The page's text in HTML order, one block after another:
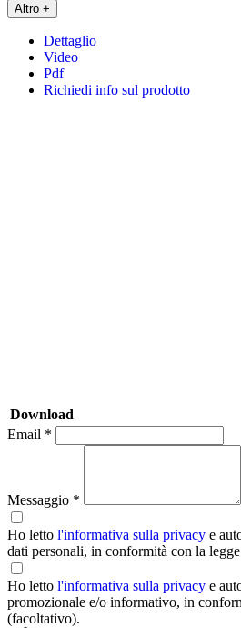
Altro +
Dettaglio
Video
Pdf
Richiedi info sul prodotto
Download
Email *
Messaggio *
Ho letto l'informativa sulla privacy e
dati personali, in conformità con la
Ho letto l'informativa sulla privacy e
promozionale e/o informativo, in
(facoltativo).